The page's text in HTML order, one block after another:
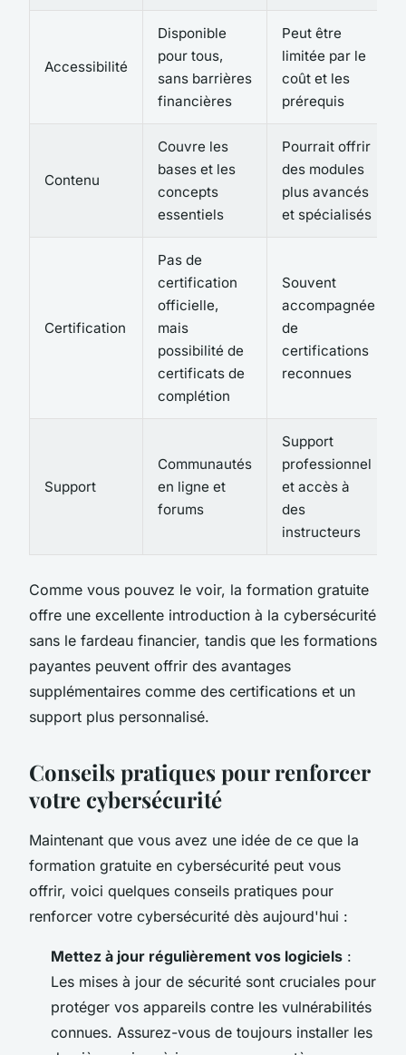
Accessibilité
Disponible
pour tous,
sans barrières
financières
Peut être
limitée par le
coût et les
prérequis
Contenu
Couvre les
bases et les
concepts
essentiels
Pourrait offrir
des modules
plus avancés
et spécialisés
Certification
Pas de
certification
officielle,
mais
possibilité de
certificats de
complétion
Souvent
accompagnée
de
certifications
reconnues
Support
Communautés
en ligne et
forums
Support
professionnel
et accès à
des
instructeurs
Comme vous pouvez le voir, la formation gratuite
offre une excellente introduction à la cybersécurité
sans le fardeau financier, tandis que les formations
payantes peuvent offrir des avantages
supplémentaires comme des certifications et un
support plus personnalisé.
Conseils pratiques pour renforcer
votre cybersécurité
Maintenant que vous avez une idée de ce que la
formation gratuite en cybersécurité peut vous
offrir, voici quelques conseils pratiques pour
renforcer votre cybersécurité dès aujourd'hui :
Mettez à jour régulièrement vos logiciels :
Les mises à jour de sécurité sont cruciales pour
protéger vos appareils contre les vulnérabilités
connues. Assurez-vous de toujours installer les